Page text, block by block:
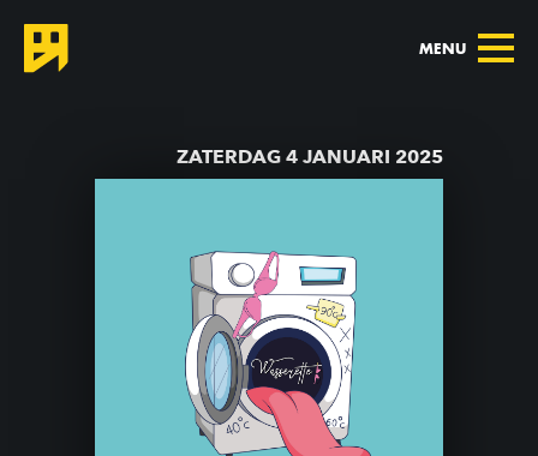
MENU
ZATERDAG 4 JANUARI 2025